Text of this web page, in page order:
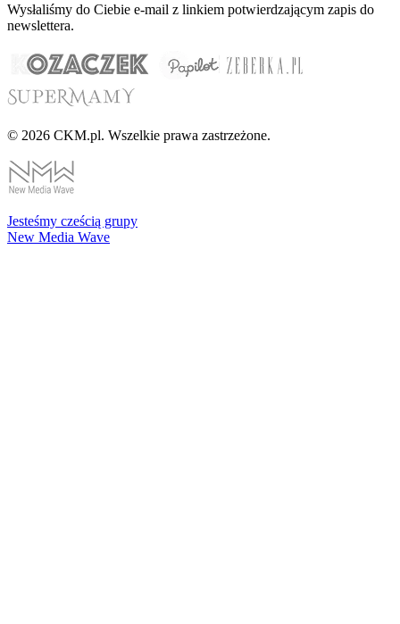
Wysłaliśmy do Ciebie e-mail z linkiem potwierdzającym zapis do
newslettera.
© 2026 CKM.pl. Wszelkie prawa zastrzeżone.
Jesteśmy cześcią grupy
New Media Wave